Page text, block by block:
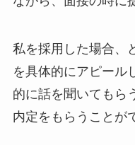
私を採用した場合、
を具体的にアピール
的に話を聞いてもら
内定をもらうことが